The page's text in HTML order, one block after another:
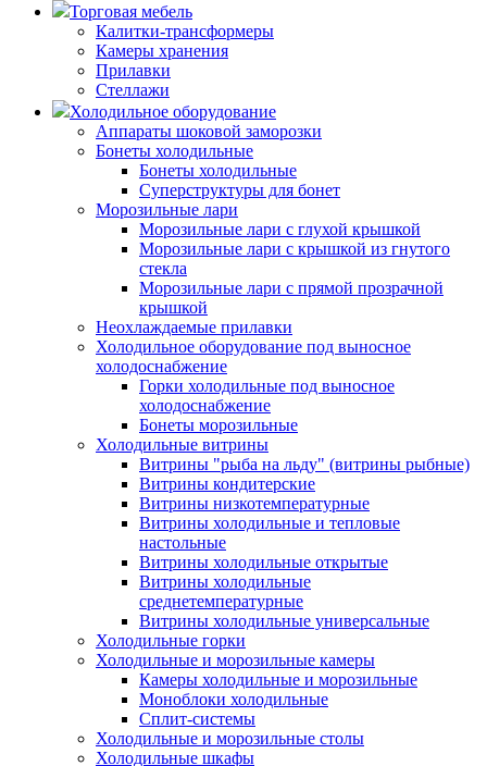
Торговая мебель
Калитки-трансформеры
Камеры хранения
Прилавки
Стеллажи
Холодильное оборудование
Аппараты шоковой заморозки
Бонеты холодильные
Бонеты холодильные
Суперструктуры для бонет
Морозильные лари
Морозильные лари с глухой крышкой
Морозильные лари с крышкой из гнутого
стекла
Морозильные лари с прямой прозрачной
крышкой
Неохлаждаемые прилавки
Холодильное оборудование под выносное
холодоснабжение
Горки холодильные под выносное
холодоснабжение
Бонеты морозильные
Холодильные витрины
Витрины "рыба на льду" (витрины рыбные)
Витрины кондитерские
Витрины низкотемпературные
Витрины холодильные и тепловые
настольные
Витрины холодильные открытые
Витрины холодильные
среднетемпературные
Витрины холодильные универсальные
Холодильные горки
Холодильные и морозильные камеры
Камеры холодильные и морозильные
Моноблоки холодильные
Сплит-системы
Холодильные и морозильные столы
Холодильные шкафы